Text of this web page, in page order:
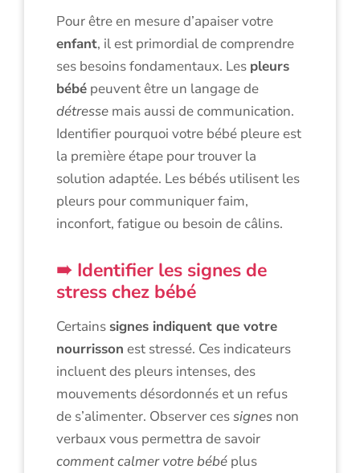
Pour être en mesure d’apaiser votre
enfant, il est primordial de comprendre
ses besoins fondamentaux. Les pleurs
bébé peuvent être un langage de
détresse mais aussi de communication.
Identifier pourquoi votre bébé pleure est
la première étape pour trouver la
solution adaptée. Les bébés utilisent les
pleurs pour communiquer faim,
inconfort, fatigue ou besoin de câlins.
Identifier les signes de
stress chez bébé
Certains signes indiquent que votre
nourrisson est stressé. Ces indicateurs
incluent des pleurs intenses, des
mouvements désordonnés et un refus
de s’alimenter. Observer cessignes non
verbaux vous permettra de savoir
comment calmer votre bébé plus